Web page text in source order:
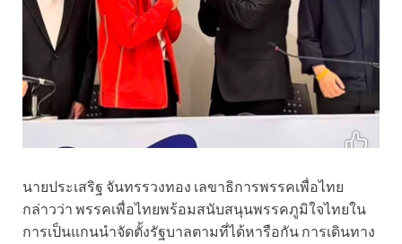
นายประเสริฐ จันทรรวงทอง เลขาธิการพรรคเพื่อไทย
กล่าวว่า พรรคเพื่อไทยพร้อมสนับสนุนพรรคภูมิใจไทยใน
การเป็นแกนนำจัดตั้งรัฐบาลตามที่ได้หารือกัน การเดินทาง